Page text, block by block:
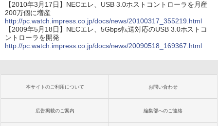
【2010年3月17日】NECエレ、USB 3.0ホストコントローラを月産
200万個に増産
http://pc.watch.impress.co.jp/docs/news/20100317_355219.html
【2009年5月18日】NECエレ、5Gbps転送対応のUSB 3.0ホストコ
ントローラを開発
http://pc.watch.impress.co.jp/docs/news/20090518_169367.html
本サイトのご利用について お問い合わせ
広告掲載のご案内 編集部へのご連絡